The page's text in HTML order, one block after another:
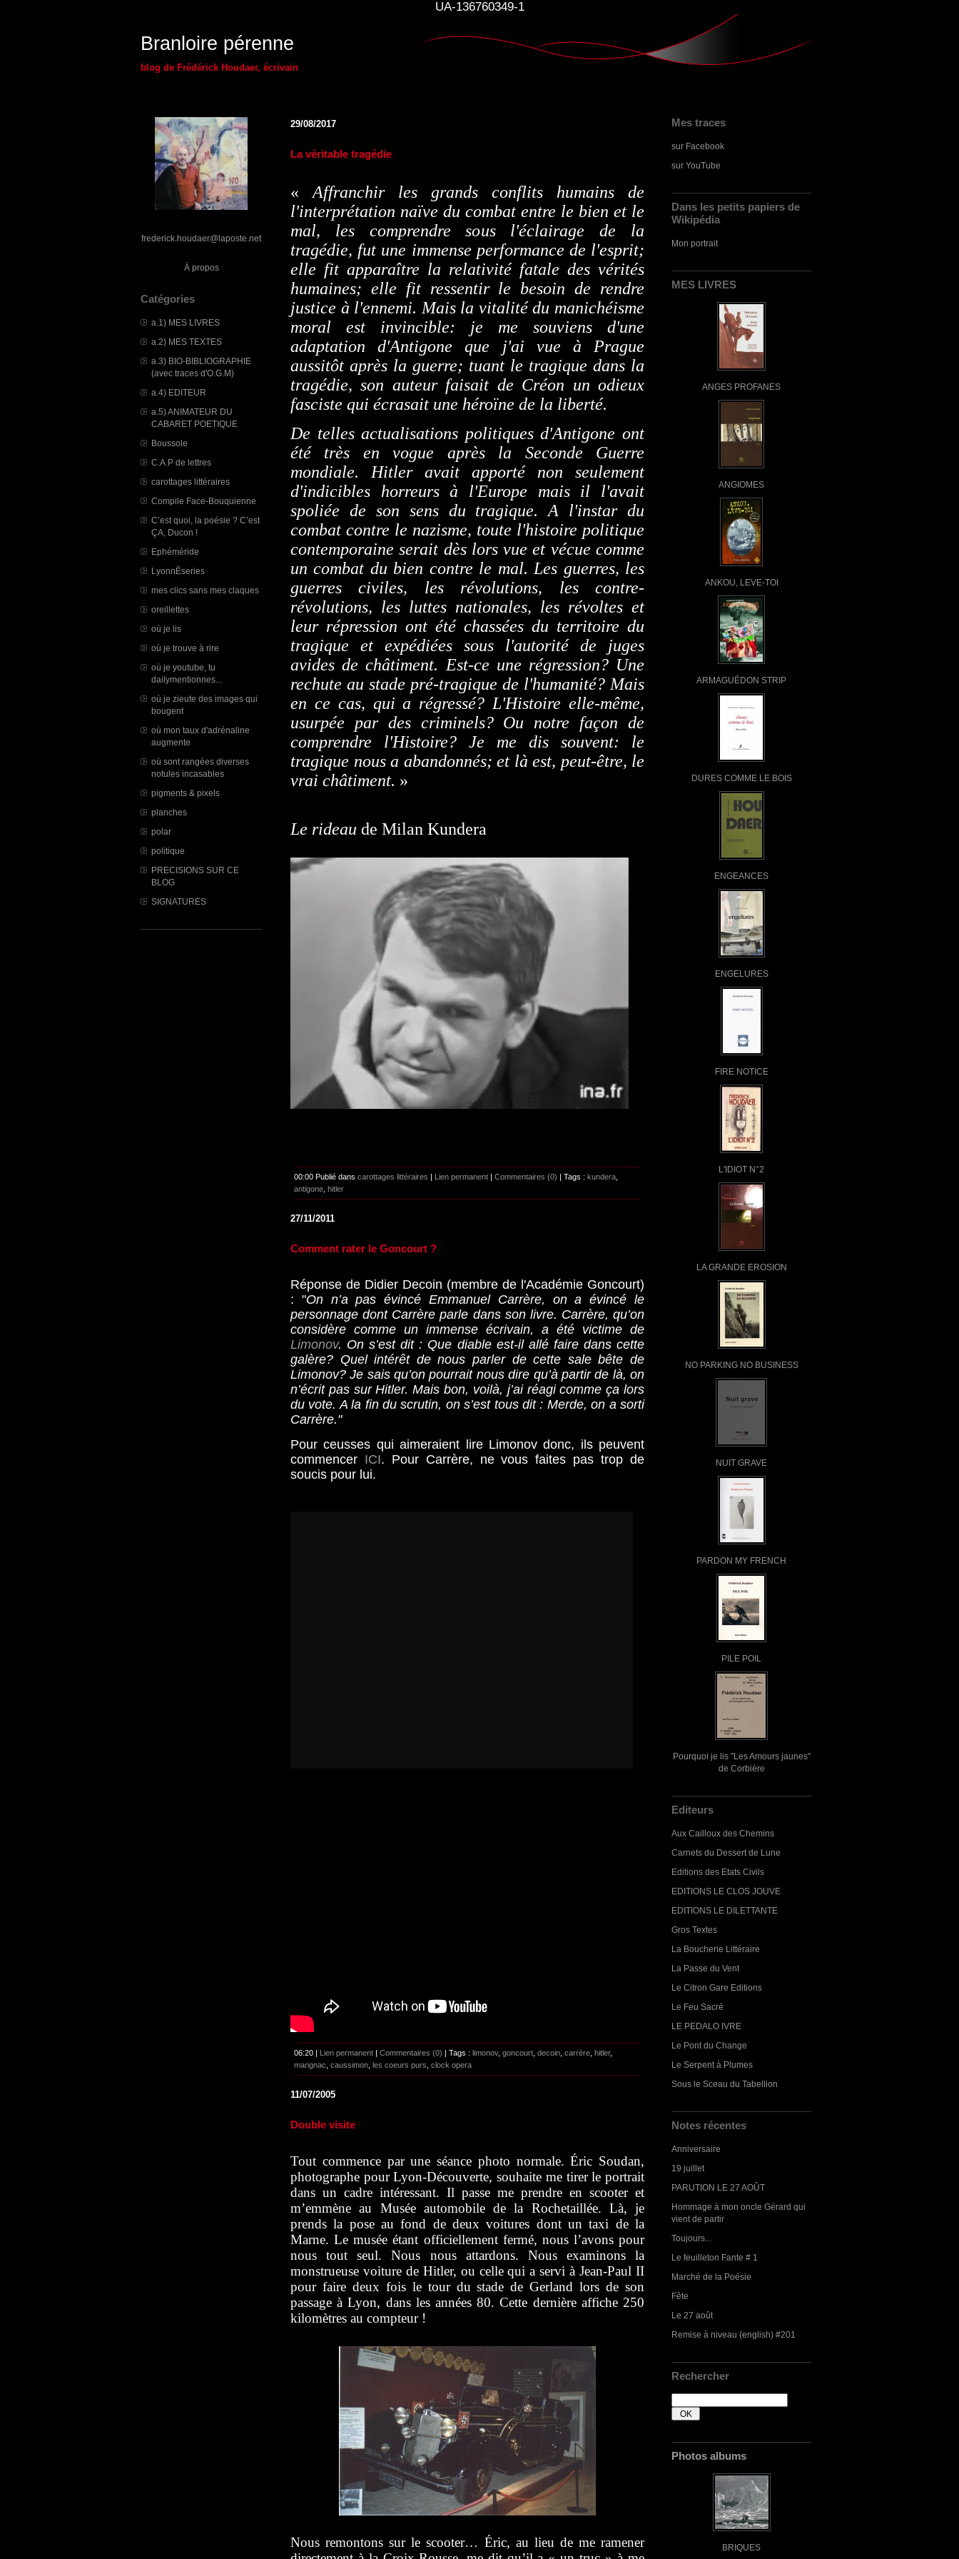
UA-136760349-1
Branloire pérenne
blog de Frédérick Houdaer, écrivain
frederick.houdaer@laposte.net
À propos
Catégories
a.1) MES LIVRES
a.2) MES TEXTES
a.3) BIO-BIBLIOGRAPHIE
(avec traces d'O.G.M)
a.4) EDITEUR
a.5) ANIMATEUR DU
CABARET POETIQUE
Boussole
C.A.P de lettres
carottages littéraires
Compile Face-Bouquienne
C’est quoi, la poésie ? C’est
ÇA, Ducon !
Ephéméride
LyonnÈseries
mes clics sans mes claques
oreillettes
où je lis
où je trouve à rire
où je youtube, tu
dailymentionnes...
où je zieute des images qui
bougent
où mon taux d'adrénaline
augmente
où sont rangées diverses
notules incasables
pigments & pixels
planches
polar
politique
PRECISIONS SUR CE
BLOG
SIGNATURES
Mes traces
sur Facebook
sur YouTube
Dans les petits papiers de
Wikipédia
Mon portrait
MES LIVRES
ANGES PROFANES
ANGIOMES
ANKOU, LEVE-TOI
ARMAGUÉDON STRIP
DURES COMME LE BOIS
ENGEANCES
ENGELURES
FIRE NOTICE
L'IDIOT N°2
LA GRANDE EROSION
NO PARKING NO BUSINESS
NUIT GRAVE
PARDON MY FRENCH
PILE POIL
Pourquoi je lis "Les Amours jaunes"
de Corbière
Editeurs
Aux Cailloux des Chemins
Carnets du Dessert de Lune
Editions des Etats Civils
EDITIONS LE CLOS JOUVE
EDITIONS LE DILETTANTE
Gros Textes
La Boucherie Littéraire
La Passe du Vent
Le Citron Gare Editions
Le Feu Sacré
LE PEDALO IVRE
Le Pont du Change
Le Serpent à Plumes
Sous le Sceau du Tabellion
Notes récentes
Anniversaire
19 juillet
PARUTION LE 27 AOÛT
Hommage à mon oncle Gérard qui
vient de partir
Toujours...
Le feuilleton Fante # 1
Marché de la Poésie
Fête
Le 27 août
Remise à niveau (english) #201
Rechercher
Photos albums
BRIQUES
29/08/2017
La véritable tragédie
« Affranchir les grands conflits humains de
l'interprétation naïve du combat entre le bien et le
mal, les comprendre sous l'éclairage de la
tragédie, fut une immense performance de l'esprit;
elle fit apparaître la relativité fatale des vérités
humaines; elle fit ressentir le besoin de rendre
justice à l'ennemi. Mais la vitalité du manichéisme
moral est invincible: je me souviens d'une
adaptation d'Antigone que j'ai vue à Prague
aussitôt après la guerre; tuant le tragique dans la
tragédie, son auteur faisait de Créon un odieux
fasciste qui écrasait une héroïne de la liberté.
De telles actualisations politiques d'Antigone ont
été très en vogue après la Seconde Guerre
mondiale. Hitler avait apporté non seulement
d'indicibles horreurs à l'Europe mais il l'avait
spoliée de son sens du tragique. A l'instar du
combat contre le nazisme, toute l'histoire politique
contemporaine serait dès lors vue et vécue comme
un combat du bien contre le mal. Les guerres, les
guerres civiles, les révolutions, les contre-
révolutions, les luttes nationales, les révoltes et
leur répression ont été chassées du territoire du
tragique et expédiées sous l'autorité de juges
avides de châtiment. Est-ce une régression? Une
rechute au stade pré-tragique de l'humanité? Mais
en ce cas, qui a régressé? L'Histoire elle-même,
usurpée par des criminels? Ou notre façon de
comprendre l'Histoire? Je me dis souvent: le
tragique nous a abandonnés; et là est, peut-être, le
vrai châtiment. »
Le rideau de Milan Kundera
00:00 Publié dans carottages littéraires Lien permanent Commentaires (0) | Tags : kundera,
antigone, hitler
27/11/2011
Comment rater le Goncourt ?
Réponse de Didier Decoin (membre de l'Académie Goncourt)
: "On n’a pas évincé Emmanuel Carrère, on a évincé le
personnage dont Carrère parle dans son livre. Carrère, qu’on
considère comme un immense écrivain, a été victime de
Limonov. On s’est dit : Que diable est-il allé faire dans cette
galère? Quel intérêt de nous parler de cette sale bête de
Limonov? Je sais qu’on pourrait nous dire qu’à partir de là, on
n’écrit pas sur Hitler. Mais bon, voilà, j’ai réagi comme ça lors
du vote. A la fin du scrutin, on s’est tous dit : Merde, on a sorti
Carrère."
Pour ceusses qui aimeraient lire Limonov donc, ils peuvent
commencer ICI. Pour Carrère, ne vous faites pas trop de
soucis pour lui.
06:20 | Lien permanent Commentaires (0) | Tags : limonov, goncourt, decoin, carrère, hitler,
marignac, caussimon, les coeurs purs, clock opera
11/07/2005
Double visite
Tout commence par une séance photo normale. Éric Soudan,
photographe pour Lyon-Découverte, souhaite me tirer le portrait
dans un cadre intéressant. Il passe me prendre en scooter et
m’emmène au Musée automobile de la Rochetaillée. Là, je
prends la pose au fond de deux voitures dont un taxi de la
Marne. Le musée étant officiellement fermé, nous l’avons pour
nous tout seul. Nous nous attardons. Nous examinons la
monstrueuse voiture de Hitler, ou celle qui a servi à Jean-Paul II
pour faire deux fois le tour du stade de Gerland lors de son
passage à Lyon, dans les années 80. Cette dernière affiche 250
kilomètres au compteur !
Nous remontons sur le scooter… Éric, au lieu de me ramener